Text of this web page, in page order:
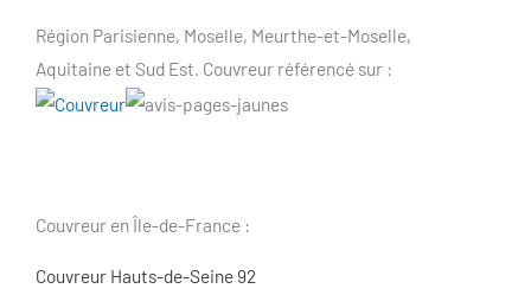
Région Parisienne, Moselle, Meurthe-et-Moselle,
Aquitaine et Sud Est. Couvreur référencé sur :
Couvreur en Île-de-France :
Couvreur Hauts-de-Seine 92